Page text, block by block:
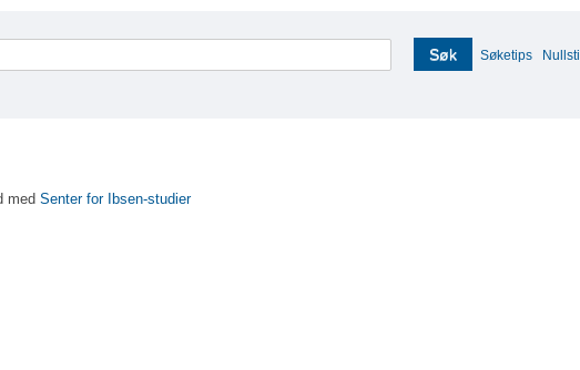
Søk Søketips Nullstill
med Senter for Ibsen-studier